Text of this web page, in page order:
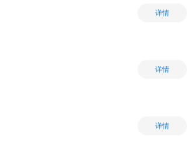
详情
详情
详情